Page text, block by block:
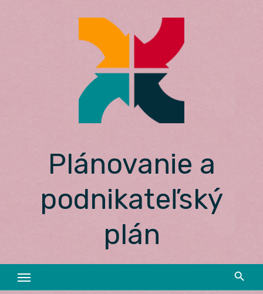
Plánovanie a
podnikateľský
plán